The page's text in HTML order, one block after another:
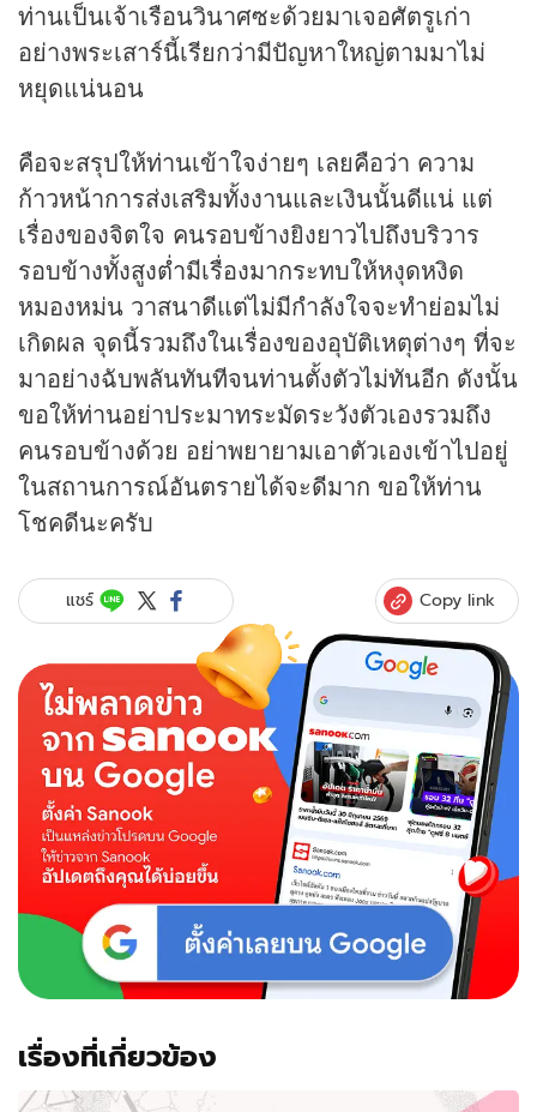
ท่านเป็นเจ้าเรือนวินาศซะด้วยมาเจอศัตรูเก่า
อย่างพระเสาร์นี้เรียกว่ามีปัญหาใหญ่ตามมาไม่
หยุดแน่นอน
คือจะสรุปให้ท่านเข้าใจง่ายๆ เลยคือว่า ความ
ก้าวหน้าการส่งเสริมทั้งงานและเงินนั้นดีแน่ แต่
เรื่องของจิตใจ คนรอบข้างยิงยาวไปถึงบริวาร
รอบข้างทั้งสูงต่ำมีเรื่องมากระทบให้หงุดหงิด
หมองหม่น วาสนาดีแต่ไม่มีกำลังใจจะทำย่อมไม่
เกิดผล จุดนี้รวมถึงในเรื่องของอุบัติเหตุต่างๆ ที่จะ
มาอย่างฉับพลันทันทีจนท่านตั้งตัวไม่ทันอีก ดังนั้น
ขอให้ท่านอย่าประมาทระมัดระวังตัวเองรวมถึง
คนรอบข้างด้วย อย่าพยายามเอาตัวเองเข้าไปอยู่
ในสถานการณ์อันตรายได้จะดีมาก ขอให้ท่าน
โชคดีนะครับ
แชร์ Copy link
เรื่องที่เกี่ยวข้อง